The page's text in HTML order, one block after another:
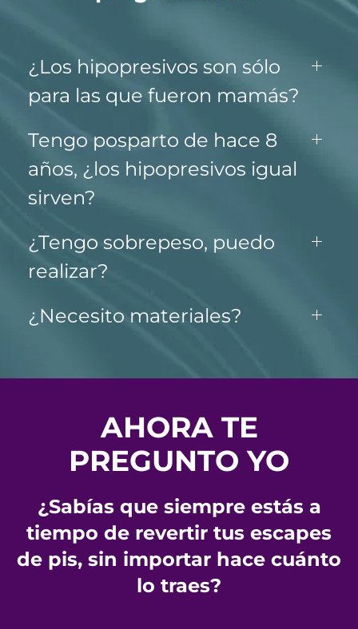
¿Los hipopresivos son sólo
para las que fueron mamás?
Tengo posparto de hace 8
años, ¿los hipopresivos igual
sirven?
¿Tengo sobrepeso, puedo
realizar?
¿Necesito materiales?
AHORA TE
PREGUNTO YO
¿Sabías que siempre estás a
tiempo de revertir tus escapes
de pis, sin importar hace cuánto
lo traes?